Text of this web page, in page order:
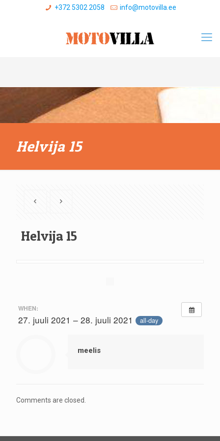
+372 5302 2058 info@motovilla.ee
Helvija 15
Helvija 15
WHEN:
27. juuli 2021 – 28. juuli 2021 all-day
meelis
Comments are closed.